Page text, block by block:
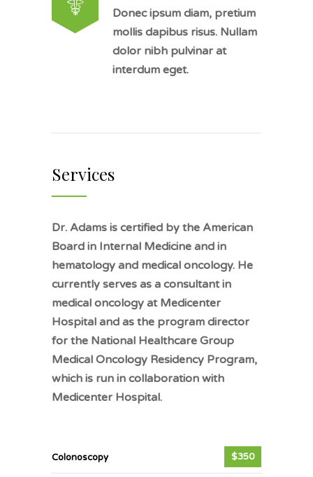
Donec ipsum diam, pretium
mollis dapibus risus. Nullam
dolor nibh pulvinar at
interdum eget.
Services
Dr. Adams is certified by the American
Board in Internal Medicine and in
hematology and medical oncology. He
currently serves as a consultant in
medical oncology at Medicenter
Hospital and as the program director
for the National Healthcare Group
Medical Oncology Residency Program,
which is run in collaboration with
Medicenter Hospital.
Colonoscopy $350